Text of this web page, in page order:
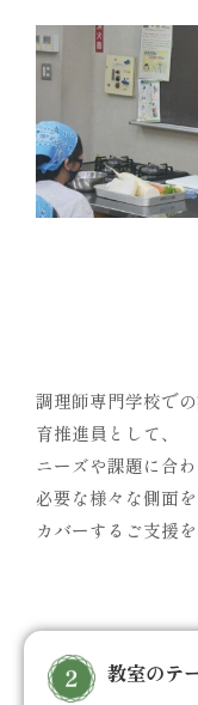
調理師専門学校で
育推進員として、
ニーズや課題に合
必要な様々な側面を
カバーするご支援を
教室のテ